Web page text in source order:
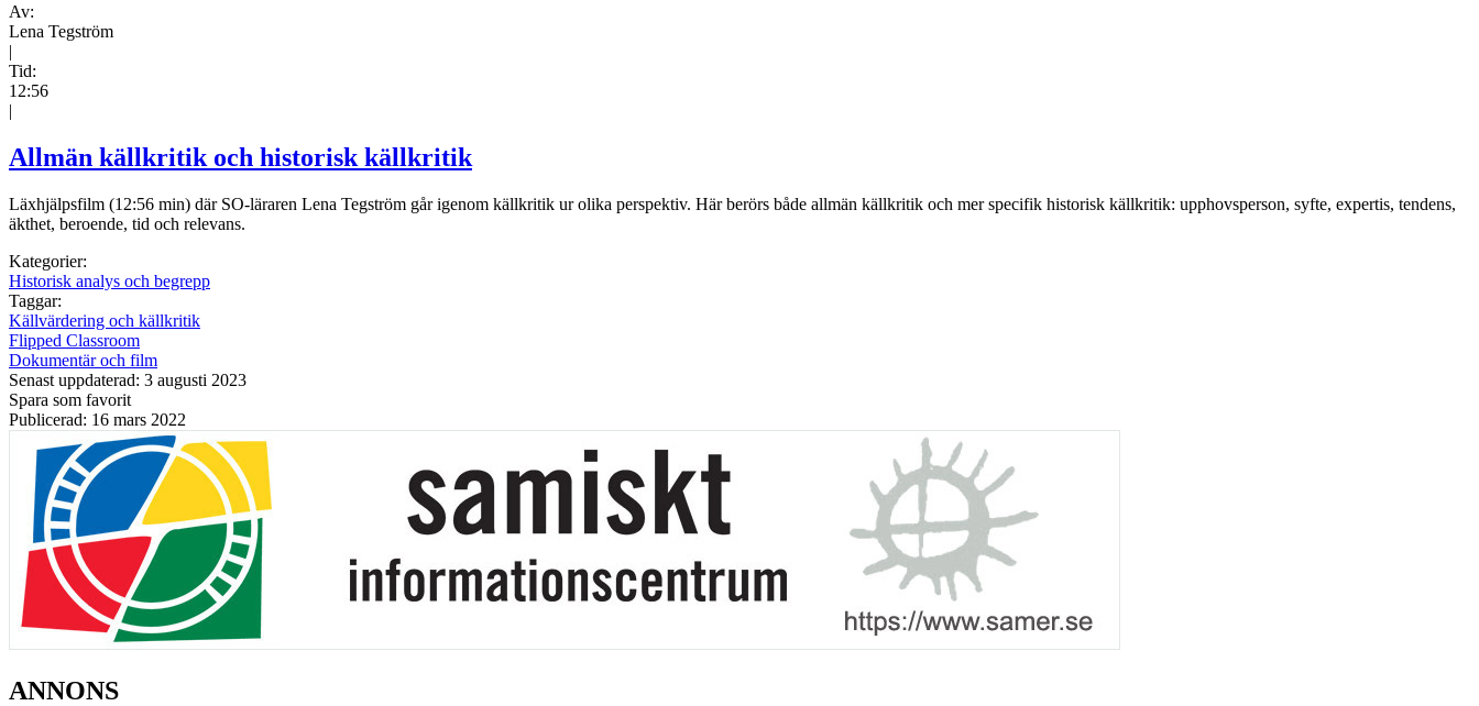
Av:
Lena Tegström
|
Tid:
12:56
|
Allmän källkritik och historisk källkritik
Läxhjälpsfilm (12:56 min) där SO-läraren Lena Tegström går igenom källkritik ur olika perspektiv. Här berörs både allmän källkritik och mer specifik historisk källkritik: upphovsperson, syfte, expertis, tendens,
äkthet, beroende, tid och relevans.
Kategorier:
Historisk analys och begrepp
Taggar:
Källvärdering och källkritik
Flipped Classroom
Dokumentär och film
Senast uppdaterad: 3 augusti 2023
Spara som favorit
Publicerad: 16 mars 2022
ANNONS